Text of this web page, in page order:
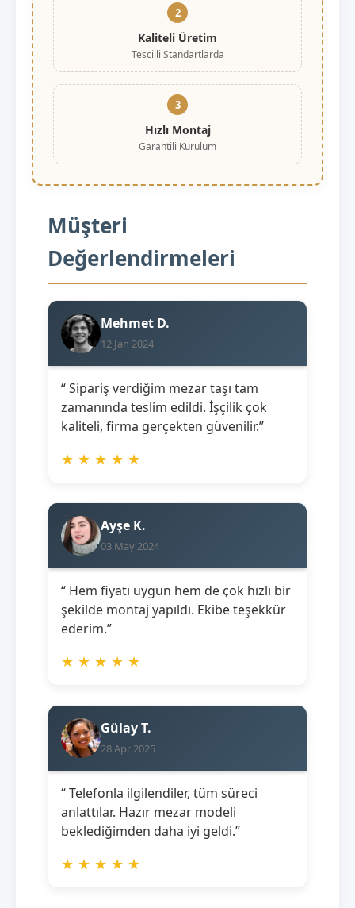
2
Kaliteli Üretim
Tescilli Standartlarda
3
Hızlı Montaj
Garantili Kurulum
Müşteri
Değerlendirmeleri
Mehmet D.
12 Jan 2024
“ Sipariş verdiğim mezar taşı tam
zamanında teslim edildi. İşçilik çok
kaliteli, firma gerçekten güvenilir.”
★ ★ ★ ★ ★
Ayşe K.
03 May 2024
“ Hem fiyatı uygun hem de çok hızlı bir
şekilde montaj yapıldı. Ekibe teşekkür
ederim.”
★ ★ ★ ★ ★
Gülay T.
28 Apr 2025
“ Telefonla ilgilendiler, tüm süreci
anlattılar. Hazır mezar modeli
beklediğimden daha iyi geldi.”
★ ★ ★ ★ ★